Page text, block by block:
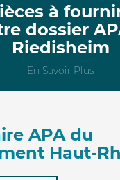
à
dossier
Riedisheim
En Savoir Plus
APA du
Haut-